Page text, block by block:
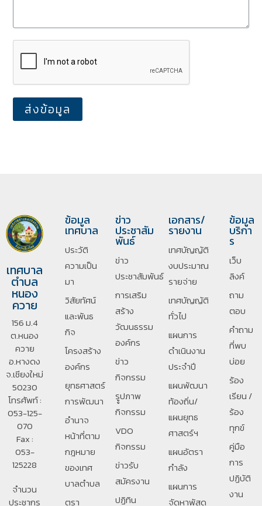
ส่งข้อมูล
เทศบาล
ตำบล
หนอง
ควาย
156 ม.4
ต.หนอง
ควาย
อ.หางดง
จ.เชียงใหม่
50230
โทรศัพท์ :
053-125-
070
Fax :
053-
125228
จำนวน
ประชากร
ข้อมูล
เทศบาล
ประวัติ
ความเป็น
มา
วิสัยทัศน์
และพันธ
กิจ
โครงสร้าง
องค์กร
ยุทธศาสตร์
การพัฒนา
อํานาจ
หน้าที่ตาม
กฎหมาย
ของเทศ
บาลตําบล
ตรา
ข่าว
ประชาสัม
พันธ์
ข่าว
ประชาสัมพันธ์
การเสริม
สร้าง
วัฒนธรรม
องค์กร
ข่าว
กิจกรรม
รููปภาพ
กิจกรรม
VDO
กิจกรรม
ข่าวรับ
สมัครงาน
ปฏิทิน
เอกสาร/
รายงาน
เทศบัญญัติ
งบประมาณ
รายจ่าย
เทศบัญญัติ
ทั่วไป
แผนการ
ดำเนินงาน
ประจำปี
แผนพัฒนา
ท้องถิ่น/
แผนยุทธ
ศาสตร์ฯ
แผนอัตรา
กำลัง
แผนการ
จัดหาพัสดุ
ข้อมูล
บริกา
ร
เว็บ
ลิงค์
ถาม
ตอบ
คำถาม
ที่พบ
บ่อย
ร้อง
เรียน /
ร้อง
ทุกข์
คู่มือ
การ
ปฏิบัติ
งาน